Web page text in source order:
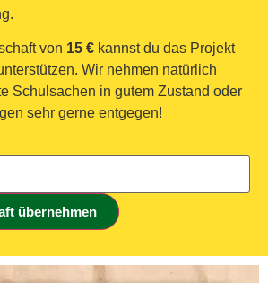
von 15 € kannst du das Projekt
Wir nehmen natürlich
Schulsachen in gutem Zustand oder
sehr gerne entgegen!
übernehmen